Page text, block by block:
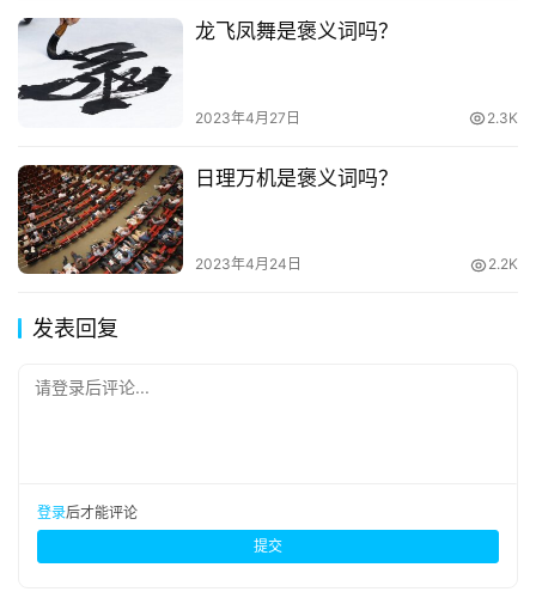
龙飞凤舞是褒义词吗？
2023年4月27日 2.3K
日理万机是褒义词吗？
2023年4月24日 2.2K
发表回复
请登录后评论...
登录后才能评论
提交